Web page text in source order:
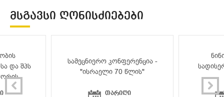
ᲛᲡᲒᲐᲕᲡᲘ ᲦᲝᲜᲘᲡᲫᲘᲔᲑᲔᲑᲘ
და შპს
სამეცნიერო კონფერენცია -
"ისრაელი 70 წლის"
თარიღი